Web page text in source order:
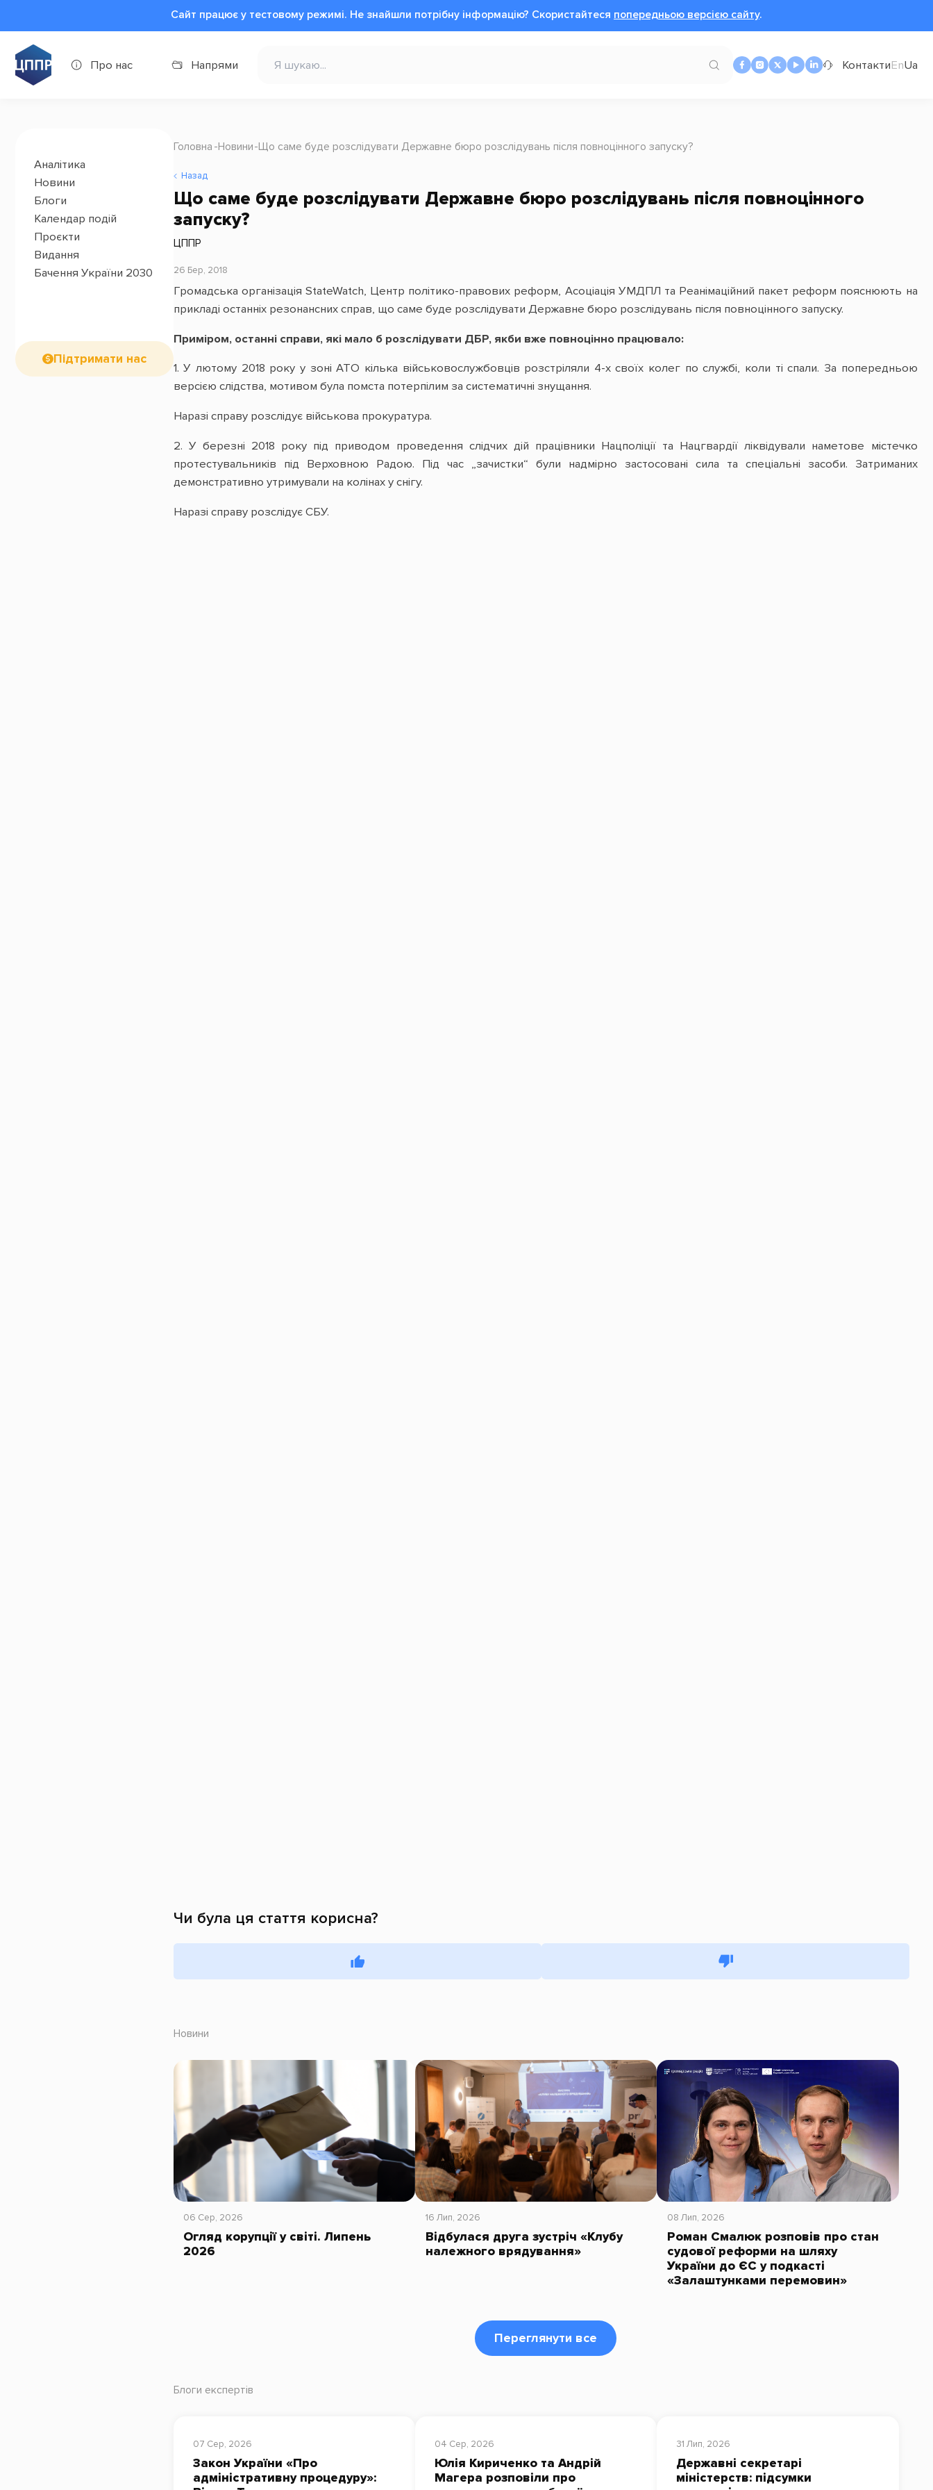
Сайт працює у тестовому режимі. Не знайшли потрібну інформацію? Cкористайтеся попередньою версією сайту.
Про нас Напрями КонтактиEnUa
Аналітика
Новини
Блоги
Календар подій
Проєкти
Видання
Бачення України 2030
Підтримати нас
Головна Новини Що саме буде розслідувати Державне бюро розслідувань після повноцінного запуску?
Назад
Що саме буде розслідувати Державне бюро розслідувань після повноцінного
запуску?
ЦППР
26 Бер, 2018
Громадська організація StateWatch, Центр політико-правових реформ, Асоціація УМДПЛ та Реанімаційний пакет реформ пояснюють на
прикладі останніх резонансних справ, що саме буде розслідувати Державне бюро розслідувань після повноцінного запуску.
Приміром, останні справи, які мало б розслідувати ДБР, якби вже повноцінно працювало:
1. У лютому 2018 року у зоні АТО кілька військовослужбовців розстріляли 4-х своїх колег по службі, коли ті спали. За попередньою
версією слідства, мотивом була помста потерпілим за систематичні знущання.
Наразі справу розслідує військова прокуратура.
2. У березні 2018 року під приводом проведення слідчих дій працівники Нацполіції та Нацгвардії ліквідували наметове містечко
протестувальників під Верховною Радою. Під час „зачистки“ були надмірно застосовані сила та спеціальні засоби. Затриманих
демонстративно утримували на колінах у снігу.
Наразі справу розслідує СБУ.
Чи була ця стаття корисна?
Новини
06 Сер, 2026
Огляд корупції у світі. Липень
2026
16 Лип, 2026
Відбулася друга зустріч «Клубу
належного врядування»
08 Лип, 2026
Роман Смалюк розповів про стан
судової реформи на шляху
України до ЄС у подкасті
«Залаштунками перемовин»
Переглянути все
Блоги експертів
07 Сер, 2026
Закон України «Про
адміністративну процедуру»:
04 Сер, 2026
Юлія Кириченко та Андрій
Магера розповіли про
31 Лип, 2026
Державні секретарі
міністерств: підсумки